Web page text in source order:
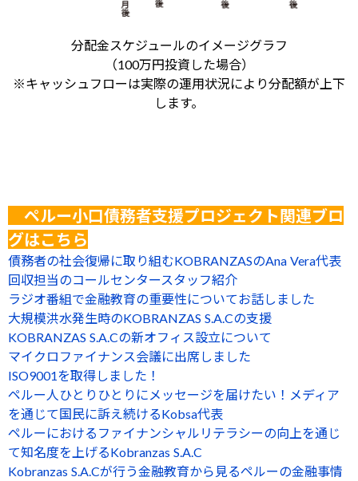
分配金スケジュールのイメージグラフ
（100万円投資した場合）
※キャッシュフローは実際の運用状況により分配額が上下
します。
ペルー小口債務者支援プロジェクト関連ブロ
グはこちら
債務者の社会復帰に取り組むKOBRANZASのAna Vera代表
回収担当のコールセンタースタッフ紹介
ラジオ番組で金融教育の重要性についてお話しました
大規模洪水発生時のKOBRANZAS S.A.Cの支援
KOBRANZAS S.A.Cの新オフィス設立について
マイクロファイナンス会議に出席しました
ISO9001を取得しました！
ペルー人ひとりひとりにメッセージを届けたい！メディア
を通じて国民に訴え続けるKobsa代表
ペルーにおけるファイナンシャルリテラシーの向上を通じ
て知名度を上げるKobranzas S.A.C
Kobranzas S.A.Cが行う金融教育から見るペルーの金融事情